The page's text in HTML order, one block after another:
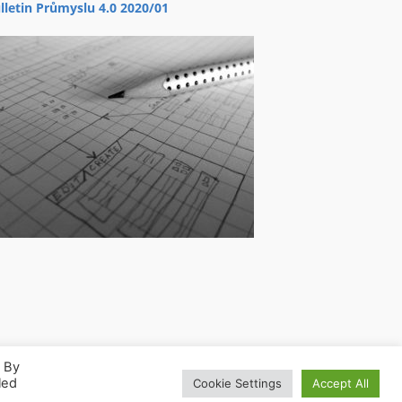
Průmyslu 4.0 2020/01
By
Cookie Settings Accept All